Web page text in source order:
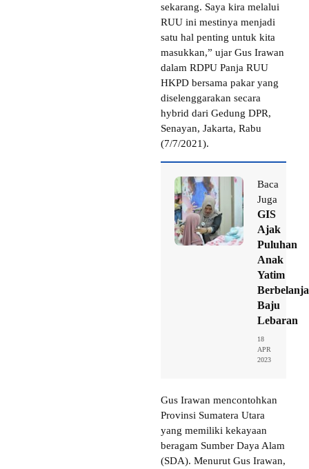
sekarang. Saya kira melalui
RUU ini mestinya menjadi
satu hal penting untuk kita
masukkan,” ujar Gus Irawan
dalam RDPU Panja RUU
HKPD bersama pakar yang
diselenggarakan secara
hybrid dari Gedung DPR,
Senayan, Jakarta, Rabu
(7/7/2021).
Baca
Juga
GIS
Ajak
Puluhan
Anak
Yatim
Berbelanja
Baju
Lebaran
18
APR
2023
Gus Irawan mencontohkan
Provinsi Sumatera Utara
yang memiliki kekayaan
beragam Sumber Daya Alam
(SDA). Menurut Gus Irawan,